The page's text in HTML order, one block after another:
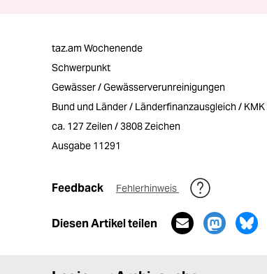
taz.am Wochenende
Schwerpunkt
Gewässer / Gewässerverunreinigungen
Bund und Länder / Länderfinanzausgleich / KMK
ca. 127 Zeilen / 3808 Zeichen
Ausgabe 11291
Feedback Fehlerhinweis
Diesen Artikel teilen